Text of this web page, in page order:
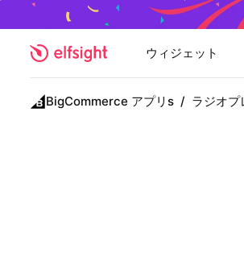
ウィジェット
BigCommerce アプリs / ラジオプ